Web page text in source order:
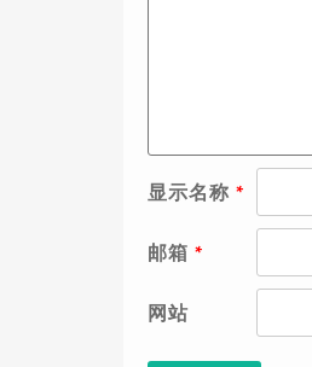
显示名称 *
邮箱 *
网站